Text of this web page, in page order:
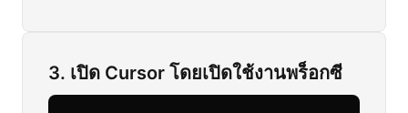
3. เปิด Cursor โดยเปิดใช้งานพร็อกซี